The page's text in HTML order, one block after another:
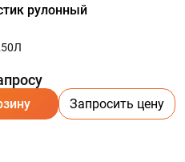
рулонный
Запросить цену